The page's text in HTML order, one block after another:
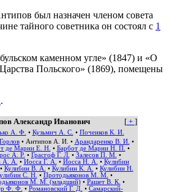
был назначен членом совета
тайного советника он состоял с 1
каменном угле» (1847) и «О
Польского» (1869), помещены
.
[+ ]
Александр Иванович
А. Ф. • Кузьмич А. С. • Поченков К. И.
• Антипов А. И. • Арандаренко В. И. •
де Марни Е. Н. • Барбот де Марни Н. П. •
А. Р. • Грасгоф Г. Л. • Залесов П. М. •
А. А.
• Иосса Г. А. • Иосса Н. А. • Кулибин
• Кулибин В. А. • Кулибин К. А. • Кулибин Н.
С. Н. • Протодьяконов М. М. •
М. М. (младший)• Рашет В. К. •
Ф. Ф. • Романовский Г. Д. • Самарский-